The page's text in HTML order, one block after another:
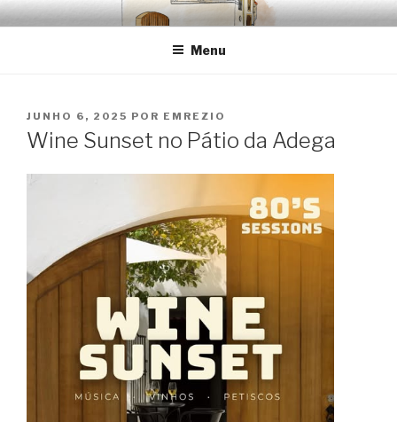
Saltar
paraEMRÉZIO
Casa Museu Interativa de Borba
Menu
PUBLICADO
EM
JUNHO 6, 2025 POR EMREZIO
Wine Sunset no Pátio da Adega